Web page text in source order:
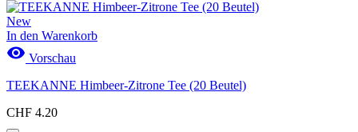
New
In den Warenkorb
 Vorschau
TEEKANNE Himbeer-Zitrone Tee (20 Beutel)
CHF 4.20